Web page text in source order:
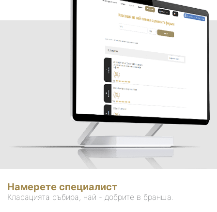
Намерете специалист
Класацията събира, най - добрите в бранша.